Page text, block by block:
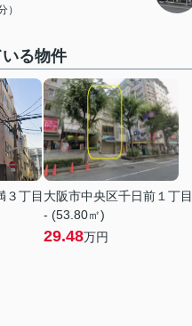
）
る物件
３丁目 大阪市中央区千日前１丁目
- (53.80㎡)
29.48万円